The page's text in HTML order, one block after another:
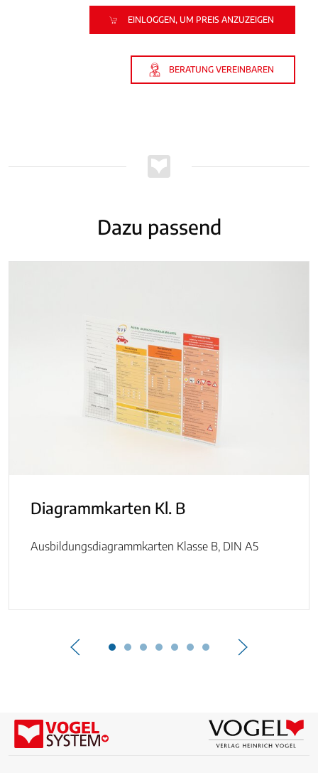
EINLOGGEN, UM PREIS ANZUZEIGEN
BERATUNG VEREINBAREN
Dazu passend
Diagrammkarten Kl. B
Ausbildungsdiagrammkarten Klasse B, DIN A5